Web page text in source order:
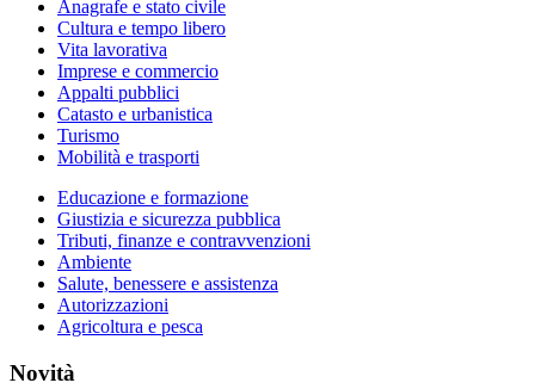
Anagrafe e stato civile
Cultura e tempo libero
Vita lavorativa
Imprese e commercio
Appalti pubblici
Catasto e urbanistica
Turismo
Mobilità e trasporti
Educazione e formazione
Giustizia e sicurezza pubblica
Tributi, finanze e contravvenzioni
Ambiente
Salute, benessere e assistenza
Autorizzazioni
Agricoltura e pesca
Novità